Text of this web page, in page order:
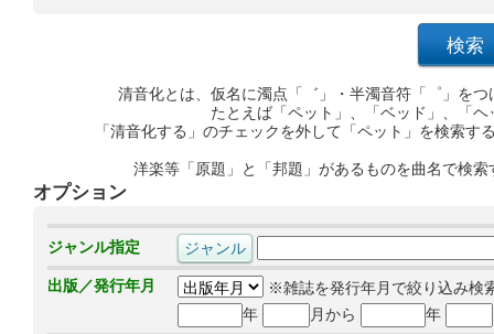
清音化とは、仮名に濁点「゛」・半濁音符「゜」を
たとえば「ペット」、「ベッド」、「
「清音化する」のチェックを外して「ペット」を検索
洋楽等「原題」と「邦題」があるものを曲名で検
オプション
ジャンル指定
出版／発行年月
※雑誌を発行年月で絞り込み検
年
月から 年